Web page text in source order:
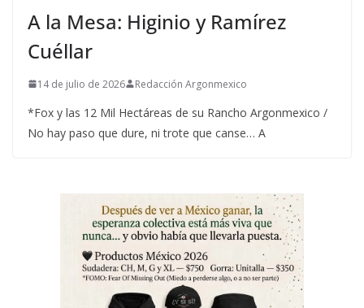
A la Mesa: Higinio y Ramírez
Cuéllar
14 de julio de 2026 Redacción Argonmexico
*Fox y las 12 Mil Hectáreas de su Rancho Argonmexico /
No hay paso que dure, ni trote que canse… A